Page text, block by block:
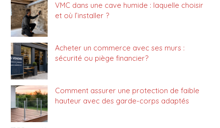
VMC dans une cave humide : laquelle choisir
et où l’installer ?
Acheter un commerce avec ses murs :
sécurité ou piège financier?
Comment assurer une protection de faible
hauteur avec des garde-corps adaptés